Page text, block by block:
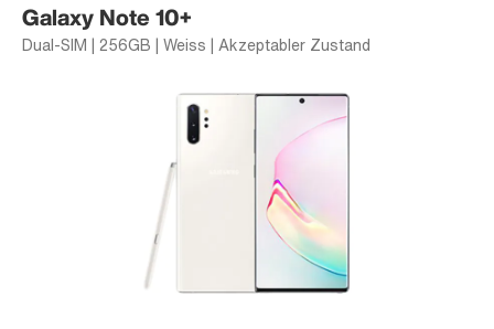
Galaxy Note 10+
Dual-SIM | 256GB | Weiss | Akzeptabler Zustand